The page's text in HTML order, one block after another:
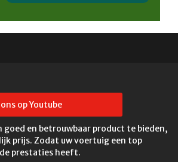
op Youtube
goed en betrouwbaar product te bieden,
prijs. Zodat uw voertuig een top
prestaties heeft.